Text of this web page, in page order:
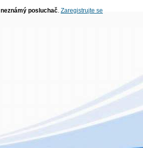
neznámý posluchač. Zaregistrujte se